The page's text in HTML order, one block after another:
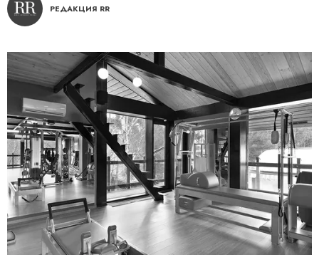
РЕДАКЦИЯ RR